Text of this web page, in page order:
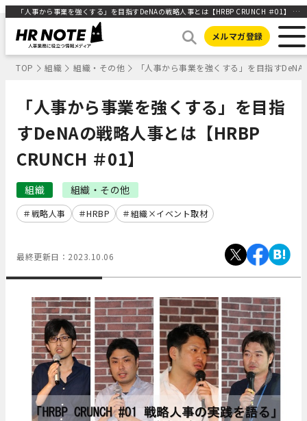
「人事から事業を強くする」を目指すDeNAの戦略人事とは【HRBP CRUNCH ＃01】 | 人事部から企業成長を応援するメディアHR NOTE
メルマガ登録
TOP 組織 組織・その他 「人事から事業を強くする」を目指す
「人事から事業を強くする」を目指
すDeNAの戦略人事とは【HRBP
CRUNCH ＃01】
組織 組織・その他
戦略人事 HRBP 組織×イベント取材
最終更新日： 2023.10.06